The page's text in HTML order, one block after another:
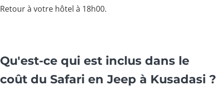
Retour à votre hôtel à 18h00.
Qu'est-ce qui est inclus dans le
coût du Safari en Jeep à Kusadasi ?